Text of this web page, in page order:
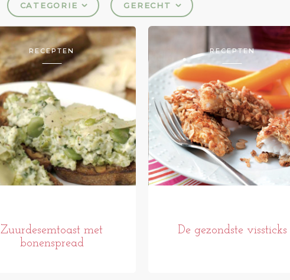
CATEGORIE GERECHT
RECEPTEN
Zuurdesemtoast met
bonenspread
RECEPTEN
De gezondste vissticks